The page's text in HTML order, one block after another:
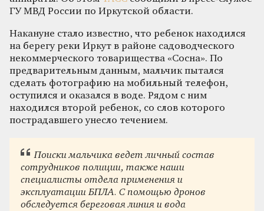
ГУ МВД России по Иркутской области.
Накануне стало известно, что ребенок находился
на берегу реки Иркут в районе садоводческого
некоммерческого товарищества «Сосна». По
предварительным данным, мальчик пытался
сделать фотографию на мобильный телефон,
оступился и оказался в воде. Рядом с ним
находился второй ребенок, со слов которого
пострадавшего унесло течением.
Поиски мальчика ведет личный состав
сотрудников полиции, также наши
специалисты отдела применения и
эксплуатации БПЛА. С помощью дронов
обследуется береговая линия и вода